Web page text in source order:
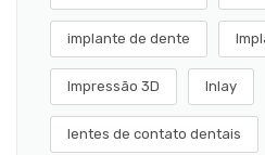
implante de dente
Impressão 3D Inlay
lentes de contato dentais